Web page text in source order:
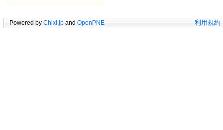
Powered by Chixi.jp and OpenPNE 利用規約